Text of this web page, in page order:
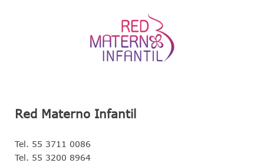
Red Materno Infantil
Tel. 55 3711 0086
Tel. 55 3200 8964